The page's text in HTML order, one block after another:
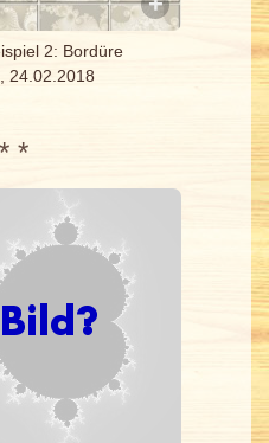
2: Bordüre
24.02.2018
*